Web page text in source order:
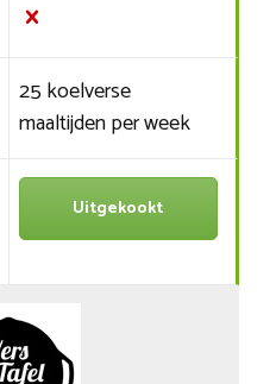
25 koelverse
maaltijden per week
Uitgekookt